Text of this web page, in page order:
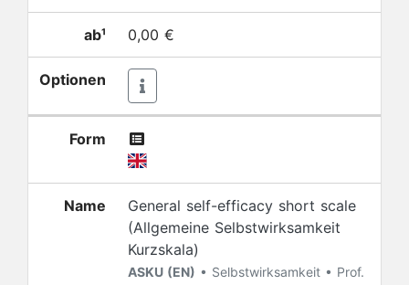
ab¹ 0,00 €
Optionen
Form
Name
General self-efficacy short scale
(Allgemeine Selbstwirksamkeit
Kurzskala)
ASKU (EN) • Selbstwirksamkeit • Prof.